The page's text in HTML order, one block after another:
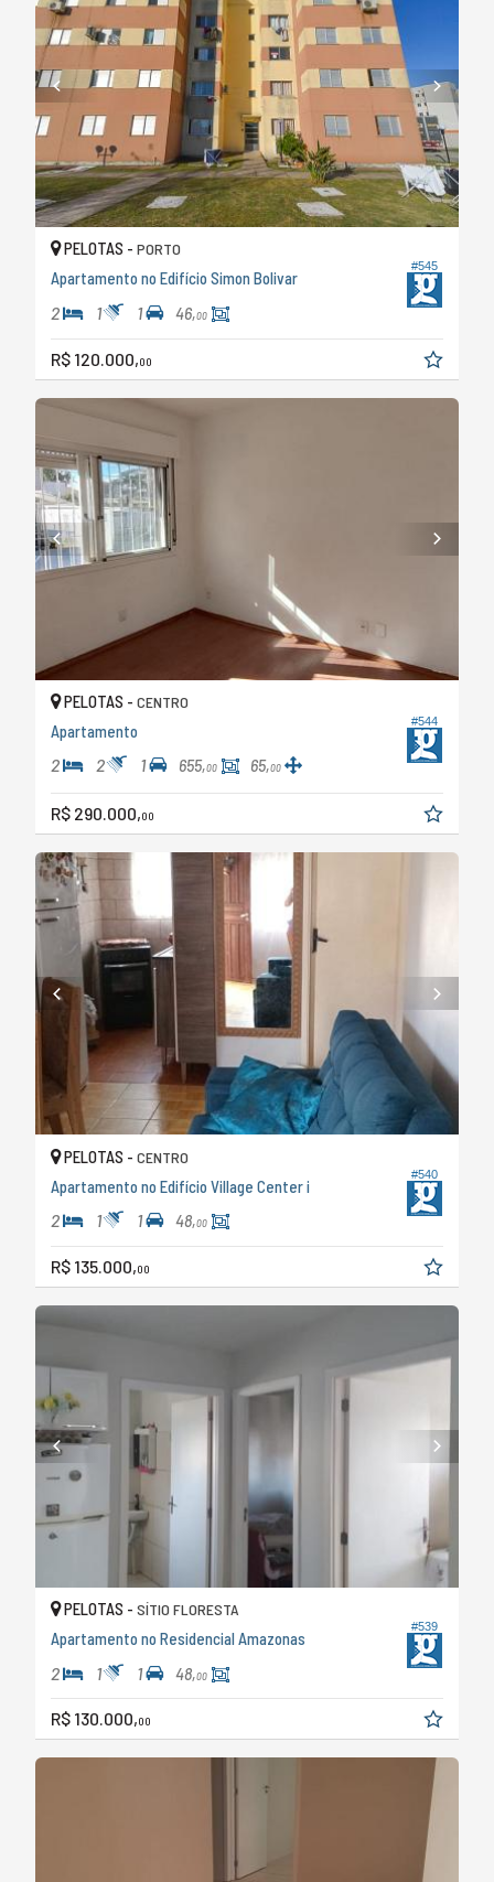
#545
PELOTAS - PORTO
Apartamento no Edifício Simon Bolivar
2 1 1 46,00
R$ 120.000,00
#544
PELOTAS - CENTRO
Apartamento
2 2 1 655,00 65,00
R$ 290.000,00
#540
PELOTAS - CENTRO
Apartamento no Edifício Village Center i
2 1 1 48,00
R$ 135.000,00
#539
PELOTAS - SÍTIO FLORESTA
Apartamento no Residencial Amazonas
2 1 1 48,00
R$ 130.000,00